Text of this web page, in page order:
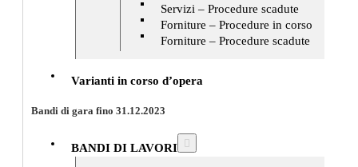
Servizi – Procedure scadute
Forniture – Procedure in corso
Forniture – Procedure scadute
Varianti in corso d’opera
Bandi di gara fino 31.12.2023
BANDI DI LAVORI